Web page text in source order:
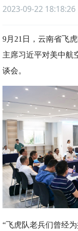
2023-09-22 18:18:26
9月21日，云南省飞
主席习近平对美中航
谈会。
“飞虎队老兵们曾经